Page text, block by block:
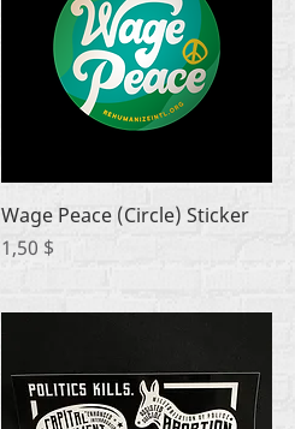
Быстрый просмотр
Wage Peace (Circle) Sticker
Цена
1,50 $